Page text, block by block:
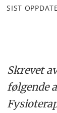
SIST
Skrevet
følgende